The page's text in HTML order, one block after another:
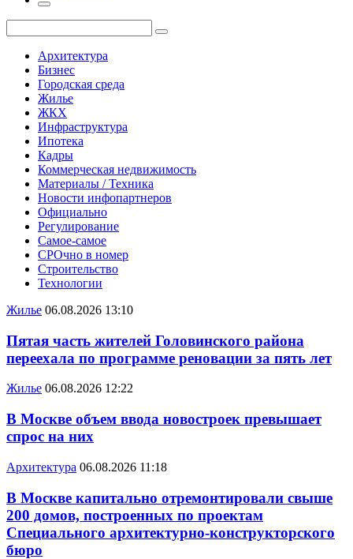
Архитектура
Бизнес
Городская среда
Жилье
ЖКХ
Инфраструктура
Ипотека
Кадры
Коммерческая недвижимость
Материалы / Техника
Новости инфопартнеров
Официально
Регулирование
Самое-самое
СРОчно в номер
Строительство
Технологии
Жилье 06.08.2026 13:10
Пятая часть жителей Головинского района
переехала по программе реновации за пять лет
Жилье 06.08.2026 12:22
В Москве объем ввода новостроек превышает
спрос на них
Архитектура 06.08.2026 11:18
В Москве капитально отремонтировали свыше
200 домов, построенных по проектам
Специального архитектурно-конструкторского
бюро